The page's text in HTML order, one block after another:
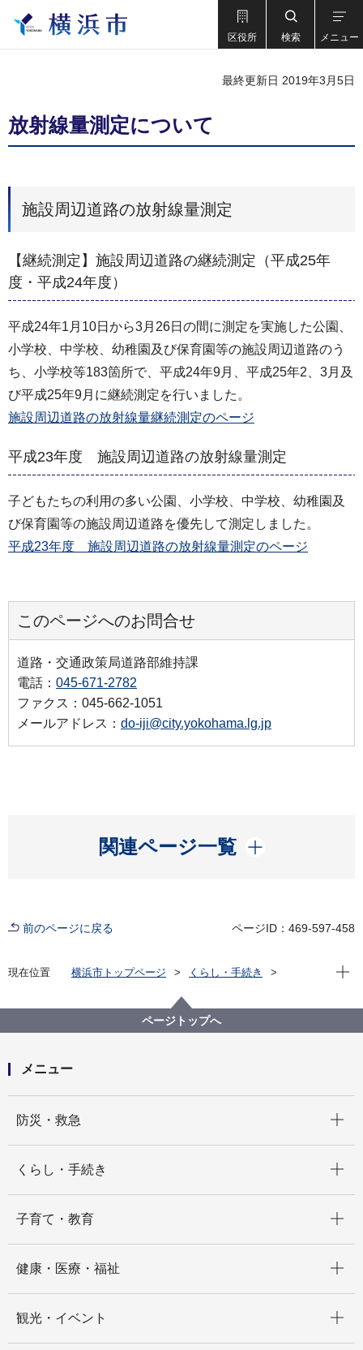
区役所 検索 メニュー
最終更新日 2019年3月5日
放射線量測定について
施設周辺道路の放射線量測定
【継続測定】施設周辺道路の継続測定（平成25年
度・平成24年度）
平成24年1月10日から3月26日の間に測定を実施した公園、
小学校、中学校、幼稚園及び保育園等の施設周辺道路のう
ち、小学校等183箇所で、平成24年9月、平成25年2、3月及
び平成25年9月に継続測定を行いました。
施設周辺道路の放射線量継続測定のページ
平成23年度 施設周辺道路の放射線量測定
子どもたちの利用の多い公園、小学校、中学校、幼稚園及
び保育園等の施設周辺道路を優先して測定しました。
平成23年度 施設周辺道路の放射線量測定のページ
このページへのお問合せ
道路・交通政策局道路部維持課
電話： 045-671-2782
ファクス：045-662-1051
メールアドレス： do-iji@city.yokohama.lg.jp
関連ページ一覧
開く
前のページに戻る ページID：469-597-458
現在位置 横浜市トップページ
くらし・手続き
放射線量測定について
現在
ページトップへ
メニュー
防災・救急
くらし・手続き
子育て・教育
健康・医療・福祉
観光・イベント